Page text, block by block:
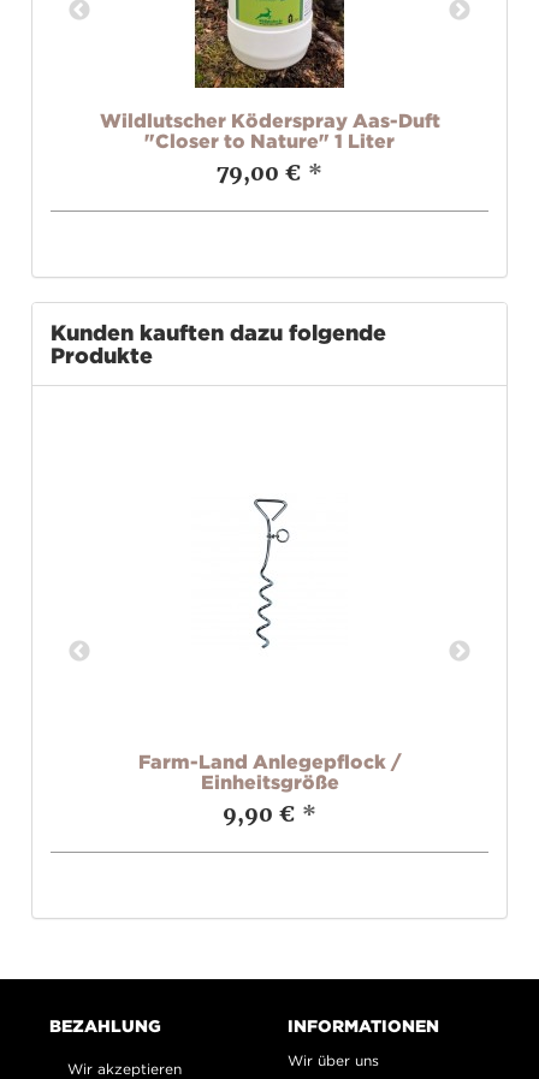
Wildlutscher Köderspray Aas-Duft
"Closer to Nature" 1 Liter
79,00 € *
Kunden kauften dazu folgende
Produkte
Farm-Land Anlegepflock /
Einheitsgröße
9,90 € *
BEZAHLUNG
Wir akzeptieren
INFORMATIONEN
Wir über uns